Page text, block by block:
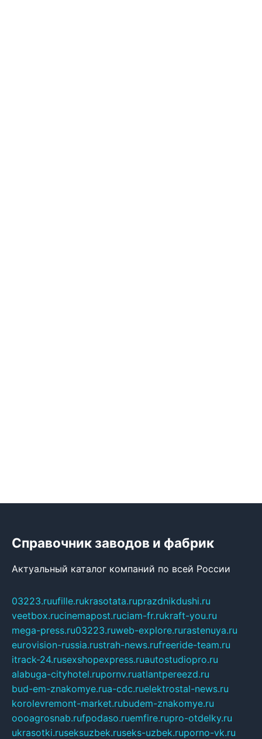
Справочник заводов и фабрик
Актуальный каталог компаний по всей России
03223.ruufille.rukrasotata.ruprazdnikdushi.ru
veetbox.rucinemapost.ruciam-fr.rukraft-you.ru
mega-press.ru03223.ruweb-explore.rurastenuya.ru
eurovision-russia.rustrah-news.rufreeride-team.ru
itrack-24.rusexshopexpress.ruautostudiopro.ru
alabuga-cityhotel.rupornv.ruatlantpereezd.ru
bud-em-znakomye.rua-cdc.ruelektrostal-news.ru
korolevremont-market.rubudem-znakomye.ru
oooagrosnab.rufpodaso.ruemfire.rupro-otdelky.ru
ukrasotki.ruseksuzbek.ruseks-uzbek.ruporno-vk.ru